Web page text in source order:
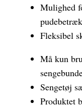
Mulighed
Fleksibel
Må kun
Sengetøj
Produktet